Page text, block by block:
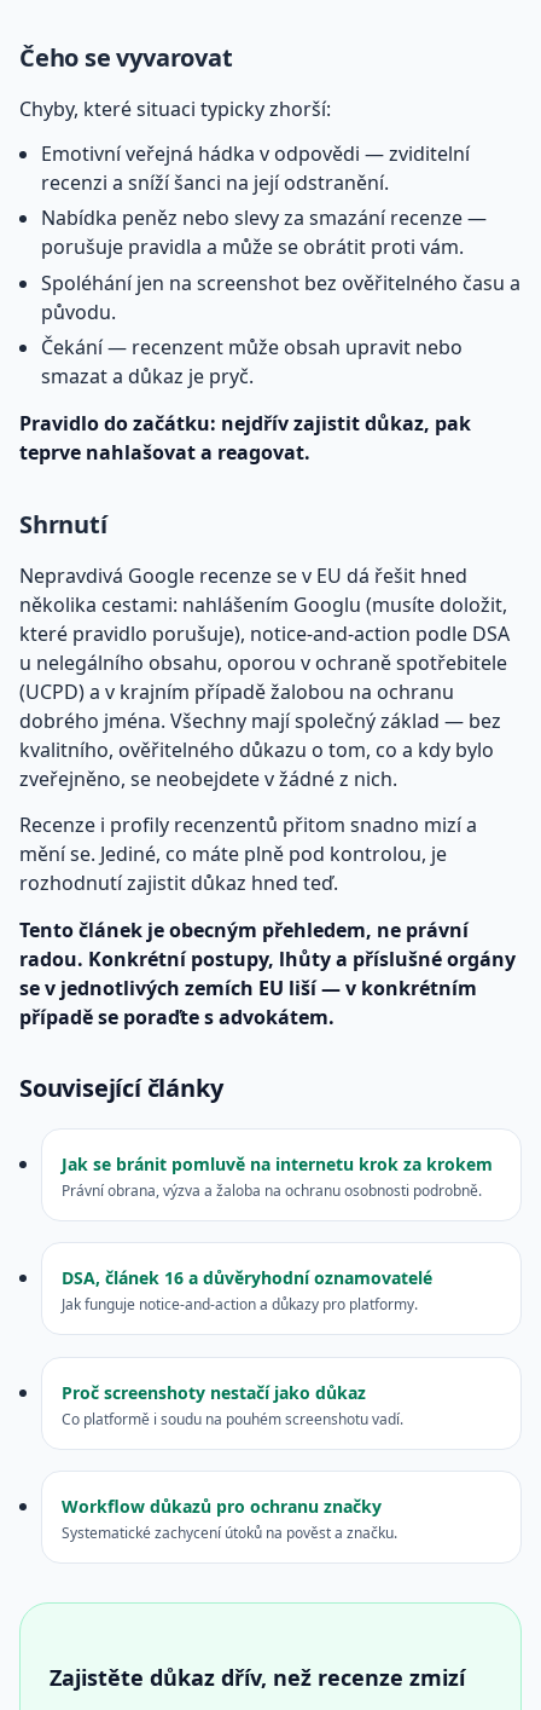
Čeho se vyvarovat
Chyby, které situaci typicky zhorší:
Emotivní veřejná hádka v odpovědi — zviditelní
recenzi a sníží šanci na její odstranění.
Nabídka peněz nebo slevy za smazání recenze —
porušuje pravidla a může se obrátit proti vám.
Spoléhání jen na screenshot bez ověřitelného času a
původu.
Čekání — recenzent může obsah upravit nebo
smazat a důkaz je pryč.
Pravidlo do začátku: nejdřív zajistit důkaz, pak
teprve nahlašovat a reagovat.
Shrnutí
Nepravdivá Google recenze se v EU dá řešit hned
několika cestami: nahlášením Googlu (musíte doložit,
které pravidlo porušuje), notice-and-action podle DSA
u nelegálního obsahu, oporou v ochraně spotřebitele
(UCPD) a v krajním případě žalobou na ochranu
dobrého jména. Všechny mají společný základ — bez
kvalitního, ověřitelného důkazu o tom, co a kdy bylo
zveřejněno, se neobejdete v žádné z nich.
Recenze i profily recenzentů přitom snadno mizí a
mění se. Jediné, co máte plně pod kontrolou, je
rozhodnutí zajistit důkaz hned teď.
Tento článek je obecným přehledem, ne právní
radou. Konkrétní postupy, lhůty a příslušné orgány
se v jednotlivých zemích EU liší — v konkrétním
případě se poraďte s advokátem.
Související články
Jak se bránit pomluvě na internetu krok za krokem
Právní obrana, výzva a žaloba na ochranu osobnosti podrobně.
DSA, článek 16 a důvěryhodní oznamovatelé
Jak funguje notice-and-action a důkazy pro platformy.
Proč screenshoty nestačí jako důkaz
Co platformě i soudu na pouhém screenshotu vadí.
Workflow důkazů pro ochranu značky
Systematické zachycení útoků na pověst a značku.
Zajistěte důkaz dřív, než recenze zmizí